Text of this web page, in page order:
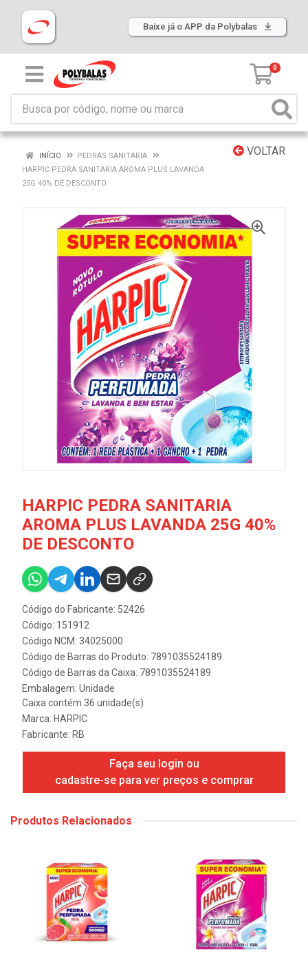
Baixe já o APP da Polybalas
0
VOLTAR
INÍCIO
PEDRAS SANITARIA
HARPIC PEDRA SANITARIA AROMA PLUS LAVANDA
25G 40% DE DESCONTO
HARPIC PEDRA SANITARIA
AROMA PLUS LAVANDA 25G 40%
DE DESCONTO
Código do Fabricante: 52426
Código: 151912
Código NCM: 34025000
Código de Barras do Produto: 7891035524189
Código de Barras da Caixa: 7891035524189
Embalagem: Unidade
Caixa contém 36 unidade(s)
Marca: HARPIC
Fabricante: RB
Faça seu login ou
cadastre-se para ver preços e comprar
Produtos Relacionados